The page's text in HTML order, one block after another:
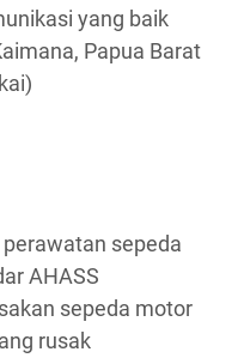
yang baik
Papua Barat
sepeda
AHASS
sepeda motor
rusak